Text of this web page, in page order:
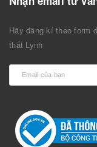
Hãy đăng kí theo form
thất Lynh